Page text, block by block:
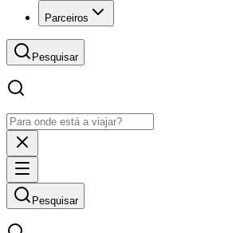
Parceiros
Pesquisar
Pesquisar